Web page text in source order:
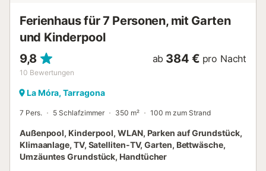
Ferienhaus für 7 Personen, mit Garten
und Kinderpool
9,8
10 Bewertungen
ab 384 € pro Nacht
La Móra, Tarragona
7 Pers. 5 Schlafzimmer 350 m² 100 m zum Strand
Außenpool, Kinderpool, WLAN, Parken auf Grundstück,
Klimaanlage, TV, Satelliten-TV, Garten, Bettwäsche,
Umzäuntes Grundstück, Handtücher